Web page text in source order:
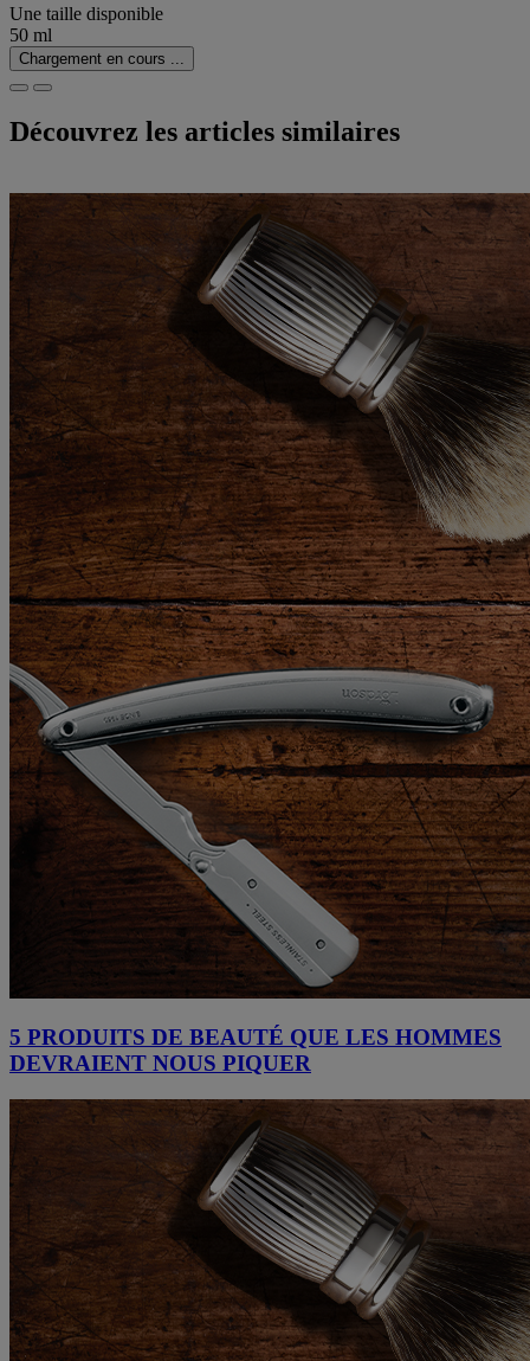
Une taille disponible
50 ml
Chargement en cours ...
Découvrez les articles similaires
5 PRODUITS DE BEAUTÉ QUE LES HOMMES
DEVRAIENT NOUS PIQUER